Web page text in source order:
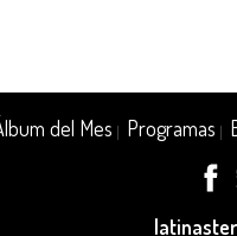
del Mes Programas